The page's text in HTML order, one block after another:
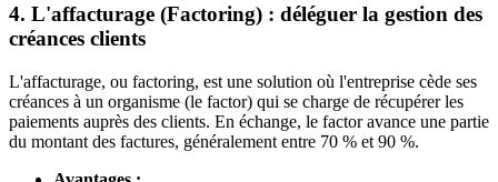
4. L'affacturage (Factoring) : déléguer la gestion des
créances clients
L'affacturage, ou factoring, est une solution où l'entreprise cède ses
créances à un organisme (le factor) qui se charge de récupérer les
paiements auprès des clients. En échange, le factor avance une partie
du montant des factures, généralement entre 70 % et 90 %.